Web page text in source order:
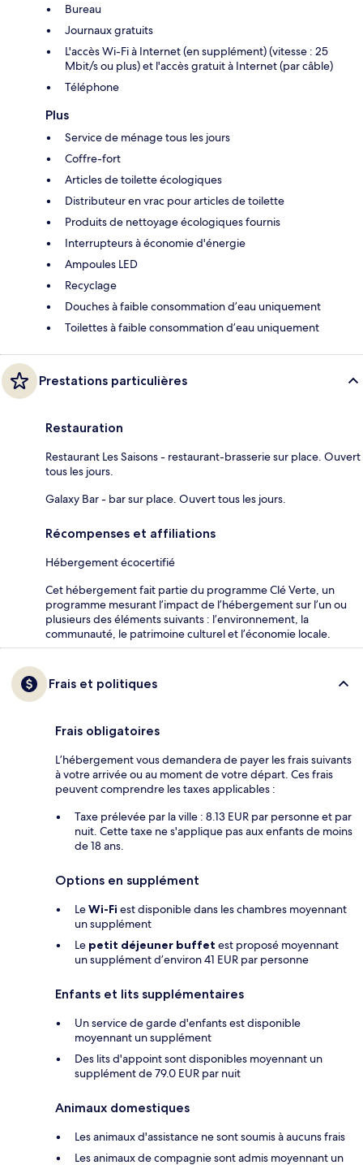
Bureau
Journaux gratuits
L'accès Wi-Fi à Internet (en supplément) (vitesse : 25
Mbit/s ou plus) et l'accès gratuit à Internet (par câble)
Téléphone
Plus
Service de ménage tous les jours
Coffre-fort
Articles de toilette écologiques
Distributeur en vrac pour articles de toilette
Produits de nettoyage écologiques fournis
Interrupteurs à économie d'énergie
Ampoules LED
Recyclage
Douches à faible consommation d’eau uniquement
Toilettes à faible consommation d’eau uniquement
Prestations particulières
Restauration
Restaurant Les Saisons - restaurant-brasserie sur place. Ouvert
tous les jours.
Galaxy Bar - bar sur place. Ouvert tous les jours.
Récompenses et affiliations
Hébergement écocertifié
Cet hébergement fait partie du programme Clé Verte, un
programme mesurant l’impact de l’hébergement sur l’un ou
plusieurs des éléments suivants : l’environnement, la
communauté, le patrimoine culturel et l’économie locale.
Frais et politiques
Frais obligatoires
L’hébergement vous demandera de payer les frais suivants
à votre arrivée ou au moment de votre départ. Ces frais
peuvent comprendre les taxes applicables :
Taxe prélevée par la ville : 8.13 EUR par personne et par
nuit. Cette taxe ne s'applique pas aux enfants de moins
de 18 ans.
Options en supplément
LeWi-Fi est disponible dans les chambres moyennant
un supplément
Le petit déjeuner buffet est proposé moyennant
un supplément d’environ 41 EUR par personne
Enfants et lits supplémentaires
Un service de garde d'enfants est disponible
moyennant un supplément
Des lits d'appoint sont disponibles moyennant un
supplément de 79.0 EUR par nuit
Animaux domestiques
Les animaux d'assistance ne sont soumis à aucuns frais
Les animaux de compagnie sont admis moyennant un